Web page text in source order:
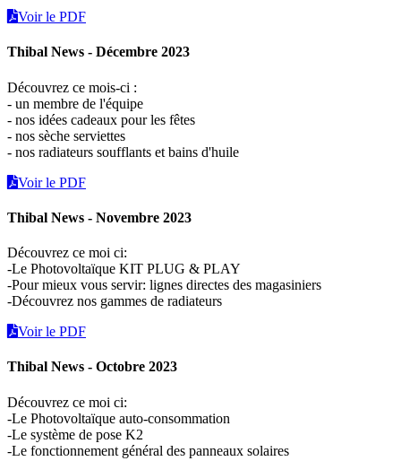
Voir le PDF
Thibal News - Décembre 2023
Découvrez ce mois-ci :
- un membre de l'équipe
- nos idées cadeaux pour les fêtes
- nos sèche serviettes
- nos radiateurs soufflants et bains d'huile
Voir le PDF
Thibal News - Novembre 2023
Découvrez ce moi ci:
-Le Photovoltaïque KIT PLUG & PLAY
-Pour mieux vous servir: lignes directes des magasiniers
-Découvrez nos gammes de radiateurs
Voir le PDF
Thibal News - Octobre 2023
Découvrez ce moi ci:
-Le Photovoltaïque auto-consommation
-Le système de pose K2
-Le fonctionnement général des panneaux solaires